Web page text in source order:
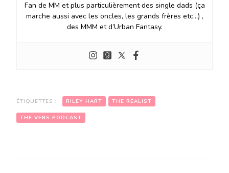
Fan de MM et plus particulièrement des single dads (ça
marche aussi avec les oncles, les grands frères etc…) ,
des MMM et d’Urban Fantasy.
ÉTIQUETTES : RILEY HART THE REALIST
THE VERS PODCAST